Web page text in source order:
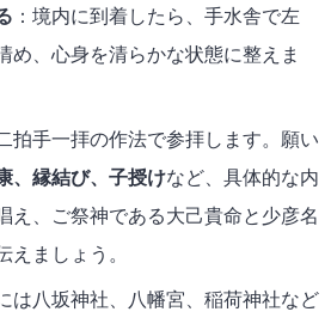
：境内に到着したら、手水舎で左
め、心身を清らかな状態に整えま
拍手一拝の作法で参拝します。願い
、縁結び、子授けなど、具体的な内
え、ご祭神である大己貴命と少彦名
えましょう。
は八坂神社、八幡宮、稲荷神社など